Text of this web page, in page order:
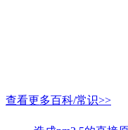
查看更多百科/常识>>